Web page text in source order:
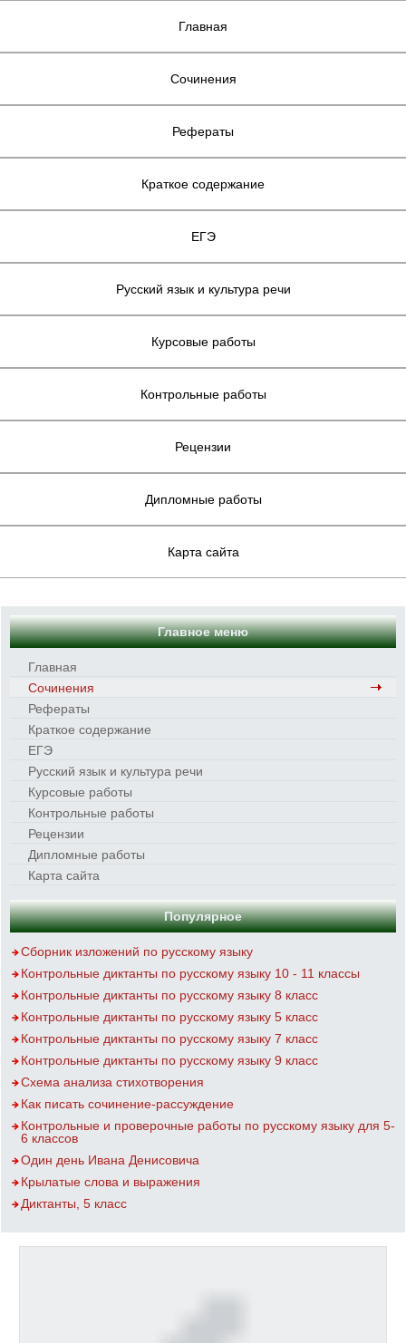
Главная
Сочинения
Рефераты
Краткое содержание
ЕГЭ
Русский язык и культура речи
Курсовые работы
Контрольные работы
Рецензии
Дипломные работы
Карта сайта
Главное меню
Главная
Сочинения
Рефераты
Краткое содержание
ЕГЭ
Русский язык и культура речи
Курсовые работы
Контрольные работы
Рецензии
Дипломные работы
Карта сайта
Популярное
Сборник изложений по русскому языку
Контрольные диктанты по русскому языку 10 - 11 классы
Контрольные диктанты по русскому языку 8 класс
Контрольные диктанты по русскому языку 5 класс
Контрольные диктанты по русскому языку 7 класс
Контрольные диктанты по русскому языку 9 класс
Схема анализа стихотворения
Как писать сочинение-рассуждение
Контрольные и проверочные работы по русскому языку для 5-
6 классов
Один день Ивана Денисовича
Крылатые слова и выражения
Диктанты, 5 класс